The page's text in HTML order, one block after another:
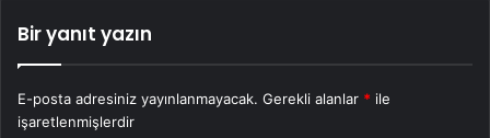
Bir yanıt yazın
E-posta adresiniz yayınlanmayacak. Gerekli alanlar * ile
işaretlenmişlerdir